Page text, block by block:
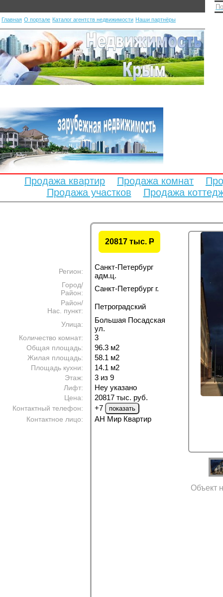
Главная О портале Каталог агентств недвижимости Наши партнёры
Продажа квартир Продажа комнат
Продажа участков
Продажа
20817 тыс. P
Регион:
Санкт-Петербург
адм.ц.
Город/
Район:
Санкт-Петербург г.
Район/
Нас. пункт:
Петроградский
Улица:
Большая Посадская
ул.
Количество комнат: 3
Общая площадь: 96.3 м2
Жилая площадь: 58.1 м2
Площадь кухни: 14.1 м2
Этаж: 3 из 9
Лифт: Неу указано
Цена: 20817 тыс. руб.
Контактный телефон: +7
Контактное лицо: АН Мир Квартир
Объект